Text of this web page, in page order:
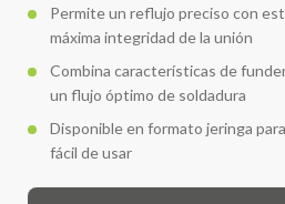
Permite un reflujo preciso con
máxima integridad de la unión
Combina características de
un flujo óptimo de soldadura
Disponible en formato jeringa
fácil de usar